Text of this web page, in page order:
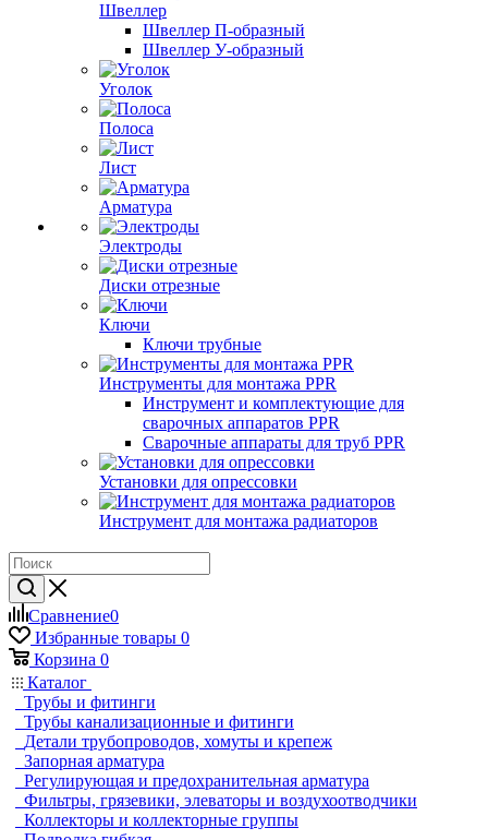
Швеллер
Швеллер П-образный
Швеллер У-образный
Уголок
Полоса
Лист
Арматура
Электроды
Диски отрезные
Ключи
Ключи трубные
Инструменты для монтажа PPR
Инструмент и комплектующие для
сварочных аппаратов PPR
Сварочные аппараты для труб PPR
Установки для опрессовки
Инструмент для монтажа радиаторов
Сравнение0
Избранные товары 0
Корзина 0
Каталог
Трубы и фитинги
Трубы канализационные и фитинги
Детали трубопроводов, хомуты и крепеж
Запорная арматура
Регулирующая и предохранительная арматура
Фильтры, грязевики, элеваторы и воздухоотводчики
Коллекторы и коллекторные группы